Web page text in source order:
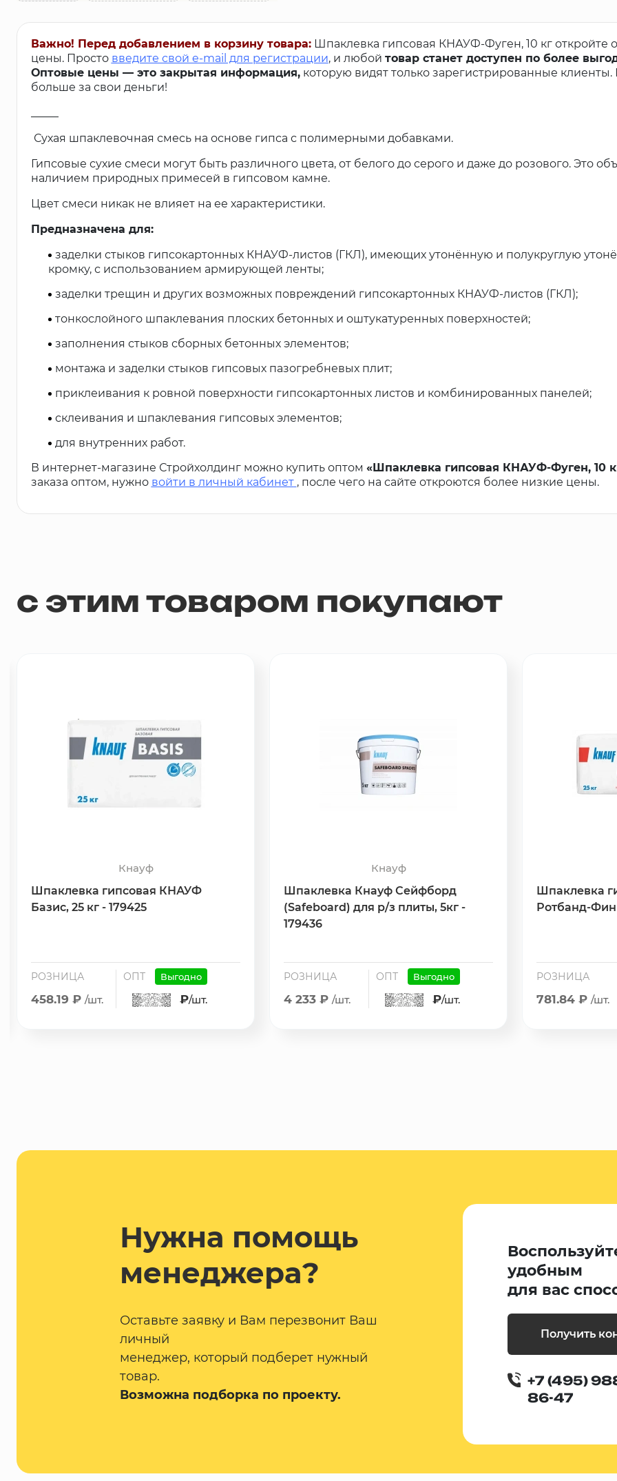
Важно! Перед добавлением в корзину товара: Шпаклевка гипсовая КНАУФ-Фуген, 10 кг откройте
цены. Просто введите свой e-mail для регистрации, и любой товар станет доступен по более
Оптовые цены — это закрытая информация,которую видят только зарегистрированные клиенты.
больше за свои деньги!
Сухая шпаклевочная смесь на основе гипса с полимерными добавками.
Гипсовые сухие смеси могут быть различного цвета, от белого до серого и даже до розового. Это
наличием природных примесей в гипсовом камне.
Цвет смеси никак не влияет на ее характеристики.
Предназначена для:
заделки стыков гипсокартонных КНАУФ-листов (ГКЛ), имеющих утонённую и полукруглую
кромку, с использованием армирующей ленты;
заделки трещин и других возможных повреждений гипсокартонных КНАУФ-листов (ГКЛ);
тонкослойного шпаклевания плоских бетонных и оштукатуренных поверхностей;
заполнения стыков сборных бетонных элементов;
монтажа и заделки стыков гипсовых пазогребневых плит;
приклеивания к ровной поверхности гипсокартонных листов и комбинированных панелей;
склеивания и шпаклевания гипсовых элементов;
для внутренних работ.
В интернет-магазине Стройхолдинг можно купить оптом «Шпаклевка гипсовая КНАУФ-Фуген, 10
заказа оптом, нужно войти в личный кабинет , после чего на сайте откроются более низкие цены.
с этим товаром покупают
Кнауф
Шпаклевка гипсовая КНАУФ
Базис, 25 кг - 179425
РОЗНИЦА
458.19 ₽ /шт.
ОПТ Выгодно
₽/шт.
Кнауф
Шпаклевка Кнауф Сейфборд
(Safeboard) для р/з плиты, 5кг -
179436
РОЗНИЦА
4 233 ₽ /шт.
ОПТ Выгодно
₽/шт.
Шпаклевка
Ротбанд-
РОЗНИЦА
781.84 ₽ /шт.
Нужна помощь
менеджера?
Оставьте заявку и Вам перезвонит Ваш
личный
менеджер, который подберет нужный
товар.
Возможна подборка по проекту.
удобным
для вас
Получить
+7 (495)
86-47